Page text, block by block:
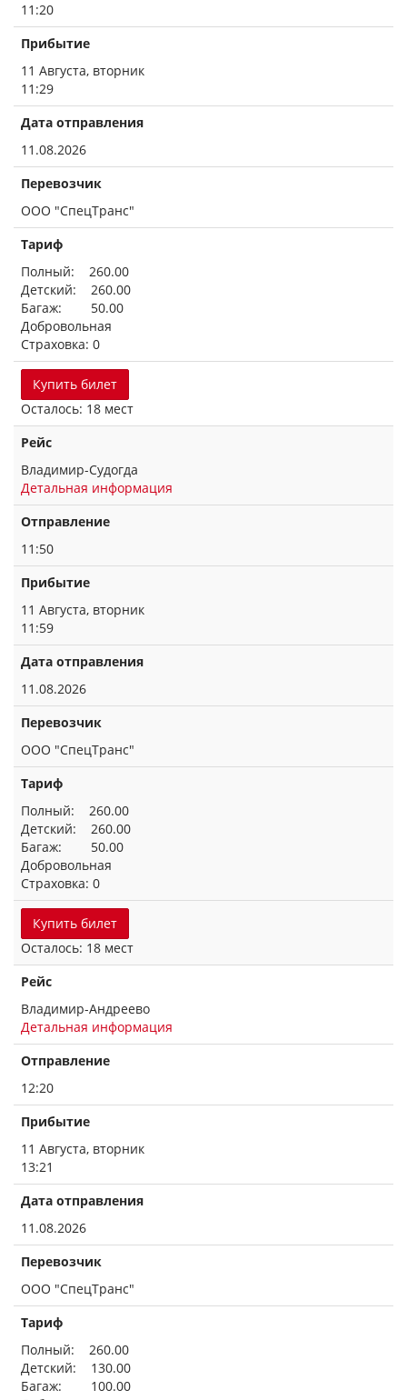
11:20
Прибытие
11 Августа, вторник
11:29
Дата отправления
11.08.2026
Перевозчик
ООО "СпецТранс"
Тариф
Полный: 260.00
Детский: 260.00
Багаж: 50.00
Добровольная
Страховка: 0
Купить билет
Осталось: 18 мест
Рейс
Владимир-Судогда
Детальная информация
Отправление
11:50
Прибытие
11 Августа, вторник
11:59
Дата отправления
11.08.2026
Перевозчик
ООО "СпецТранс"
Тариф
Полный: 260.00
Детский: 260.00
Багаж: 50.00
Добровольная
Страховка: 0
Купить билет
Осталось: 18 мест
Рейс
Владимир-Андреево
Детальная информация
Отправление
12:20
Прибытие
11 Августа, вторник
13:21
Дата отправления
11.08.2026
Перевозчик
ООО "СпецТранс"
Тариф
Полный: 260.00
Детский: 130.00
Багаж: 100.00